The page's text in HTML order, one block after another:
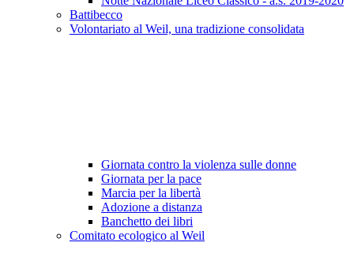
Battibecco
Volontariato al Weil, una tradizione consolidata
Giornata contro la violenza sulle donne
Giornata per la pace
Marcia per la libertà
Adozione a distanza
Banchetto dei libri
Comitato ecologico al Weil